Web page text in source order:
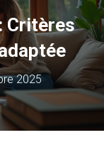
L
I
E
R
L
A
N
V
Critères
2025